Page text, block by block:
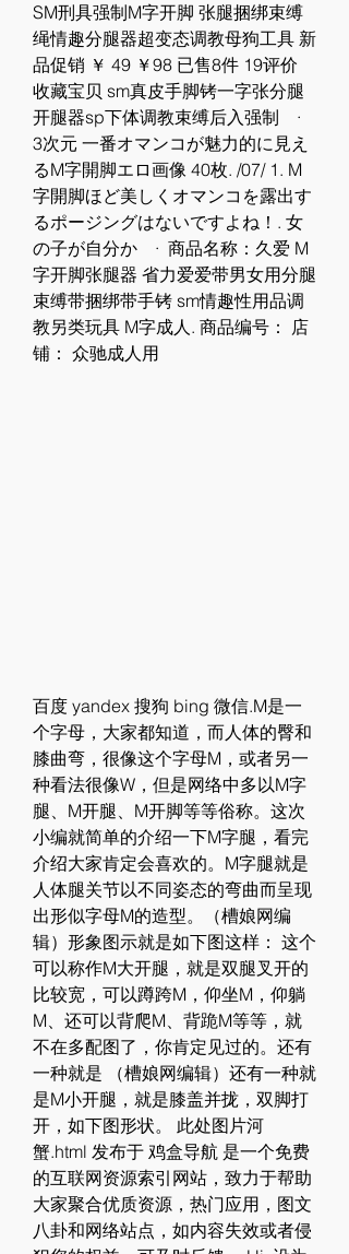
SM刑具强制M字开脚 张腿捆绑束缚
绳情趣分腿器超变态调教母狗工具 新
品促销 ￥ 49 ￥98 已售8件 19评价
收藏宝贝 sm真皮手脚铐一字张分腿
开腿器sp下体调教束缚后入强制   ·
3次元 一番オマンコが魅力的に見え
るM字開脚エロ画像 40枚. /07/ 1. M
字開脚ほど美しくオマンコを露出す
るポージングはないですよね！. 女
の子が自分か   · 商品名称：久爱 M
字开脚张腿器 省力爱爱带男女用分腿
束缚带捆绑带手铐 sm情趣性用品调
教另类玩具 M字成人. 商品编号： 店
铺： 众驰成人用
百度 yandex 搜狗 bing 微信.M是一
个字母，大家都知道，而人体的臀和
膝曲弯，很像这个字母M，或者另一
种看法很像W，但是网络中多以M字
腿、M开腿、M开脚等等俗称。这次
小编就简单的介绍一下M字腿，看完
介绍大家肯定会喜欢的。M字腿就是
人体腿关节以不同姿态的弯曲而呈现
出形似字母M的造型。（槽娘网编
辑）形象图示就是如下图这样： 这个
可以称作M大开腿，就是双腿叉开的
比较宽，可以蹲跨M，仰坐M，仰躺
M、还可以背爬M、背跪M等等，就
不在多配图了，你肯定见过的。还有
一种就是 （槽娘网编辑）还有一种就
是M小开腿，就是膝盖并拢，双脚打
开，如下图形状。 此处图片河
蟹.html 发布于 鸡盒导航 是一个免费
的互联网资源索引网站，致力于帮助
大家聚合优质资源，热门应用，图文
八卦和网络站点，如内容失效或者侵